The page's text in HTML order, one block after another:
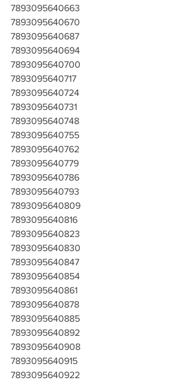
7893095640663
7893095640670
7893095640687
7893095640694
7893095640700
7893095640717
7893095640724
7893095640731
7893095640748
7893095640755
7893095640762
7893095640779
7893095640786
7893095640793
7893095640809
7893095640816
7893095640823
7893095640830
7893095640847
7893095640854
7893095640861
7893095640878
7893095640885
7893095640892
7893095640908
7893095640915
7893095640922